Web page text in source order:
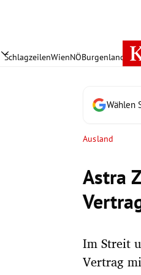
SchlagzeilenWienNÖBurgenland
Wählen
Ausland
Astra
Im Streit
Vertrag